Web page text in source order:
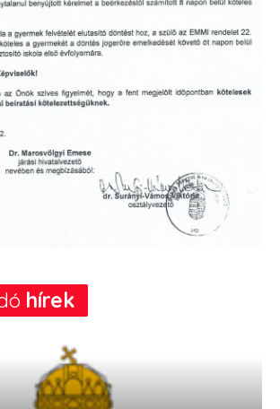
hírek